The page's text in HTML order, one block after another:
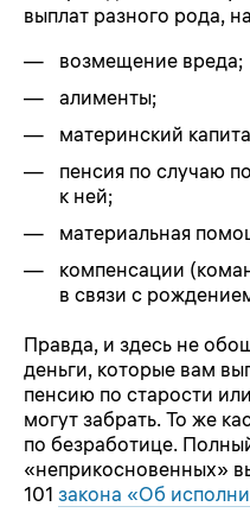
выплат разного рода,
возмещение вреда;
алименты;
материнский
пенсия по случаю
к ней;
материальная
компенсации
в связи с
Правда, и здесь не
деньги, которые вам
пенсию по старости
могут забрать. То же
по безработице.
«неприкосновенных»
101 закона «Об